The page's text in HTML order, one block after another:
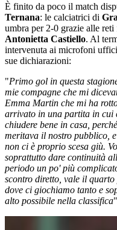
È finito da poco il match
Ternana: le calciatrici di
umbra per 2-0 grazie alle reti
Antonietta Castiello. Al
intervenuta ai microfoni
sue dichiarazioni:
"Primo gol in questa
mie compagne che mi
Emma Martin che mi ha
arrivato in una partita in cui
chiudere bene in casa,
meritava il nostro pubblico,
non ci è proprio scesa giù.
soprattutto dare continuità
periodo un po' più
scontro diretto, vale il
dove ci giochiamo tanto e
alto possibile nella classifica